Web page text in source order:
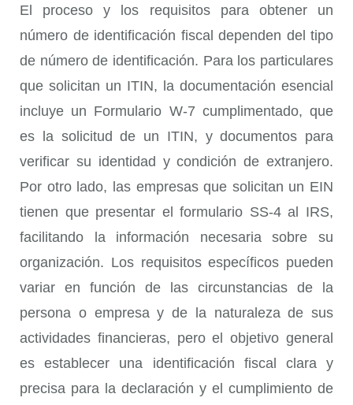
El proceso y los requisitos para obtener un
número de identificación fiscal dependen del tipo
de número de identificación. Para los particulares
que solicitan un ITIN, la documentación esencial
incluye un Formulario W-7 cumplimentado, que
es la solicitud de un ITIN, y documentos para
verificar su identidad y condición de extranjero.
Por otro lado, las empresas que solicitan un EIN
tienen que presentar el formulario SS-4 al IRS,
facilitando la información necesaria sobre su
organización. Los requisitos específicos pueden
variar en función de las circunstancias de la
persona o empresa y de la naturaleza de sus
actividades financieras, pero el objetivo general
es establecer una identificación fiscal clara y
precisa para la declaración y el cumplimiento de